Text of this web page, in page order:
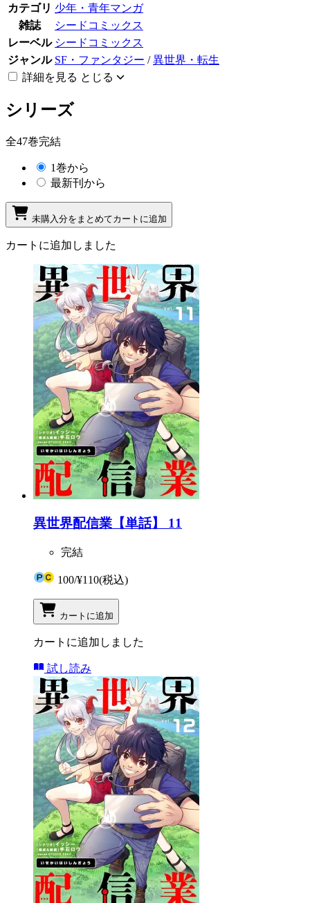
カテゴリ 少年・青年マンガ
雑誌
シードコミックス
レーベル シードコミックス
ジャンル SF・ファンタジー /異世界・転生
詳細を見る とじる
シリーズ
全47巻完結
1巻から
最新刊から
未購入分をまとめてカートに追加
カートに追加しました
異世界配信業【単話】 11
完結
100/¥110(税込)
カートに追加
カートに追加しました
試し読み